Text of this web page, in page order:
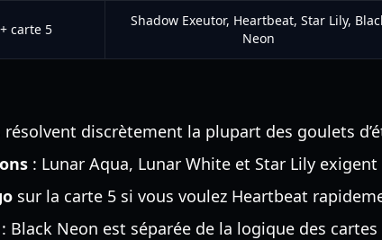
carte 5
Shadow Exeutor, Heartbeat, Star Lily,
Neon
résolvent discrètement la plupart des goulets
: Lunar Aqua, Lunar White et Star Lily
sur la carte 5 si vous voulez Heartbeat
: Black Neon est séparée de la logique des